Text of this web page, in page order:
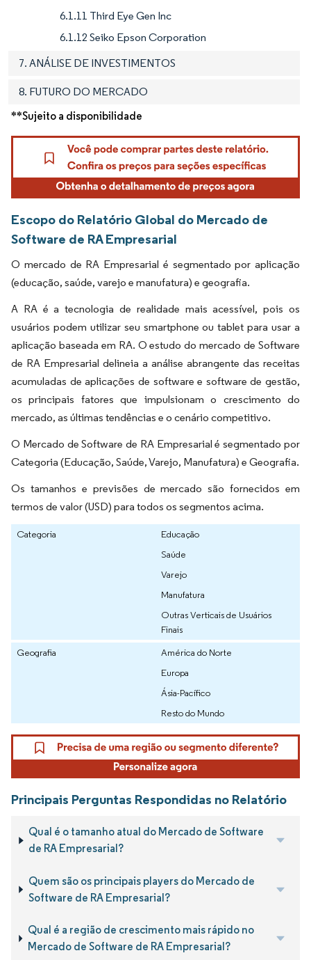
6.1.11 Third Eye Gen Inc
6.1.12 Seiko Epson Corporation
7. ANÁLISE DE INVESTIMENTOS
8. FUTURO DO MERCADO
**Sujeito a disponibilidade
Escopo do Relatório Global do Mercado de
Software de RA Empresarial
O mercado de RA Empresarial é segmentado por aplicação
(educação, saúde, varejo e manufatura) e geografia.
A RA é a tecnologia de realidade mais acessível, pois os
usuários podem utilizar seu smartphone ou tablet para usar a
aplicação baseada em RA. O estudo do mercado de Software
de RA Empresarial delineia a análise abrangente das receitas
acumuladas de aplicações de software e software de gestão,
os principais fatores que impulsionam o crescimento do
mercado, as últimas tendências e o cenário competitivo.
O Mercado de Software de RA Empresarial é segmentado por
Categoria (Educação, Saúde, Varejo, Manufatura) e Geografia.
Os tamanhos e previsões de mercado são fornecidos em
termos de valor (USD) para todos os segmentos acima.
Categoria
Educação
Saúde
Varejo
Manufatura
Outras Verticais de Usuários
Finais
Geografia
América do Norte
Europa
Ásia-Pacífico
Resto do Mundo
Principais Perguntas Respondidas no Relatório
Qual é o tamanho atual do Mercado de Software
de RA Empresarial?
Quem são os principais players do Mercado de
Software de RA Empresarial?
Qual é a região de crescimento mais rápido no
Mercado de Software de RA Empresarial?